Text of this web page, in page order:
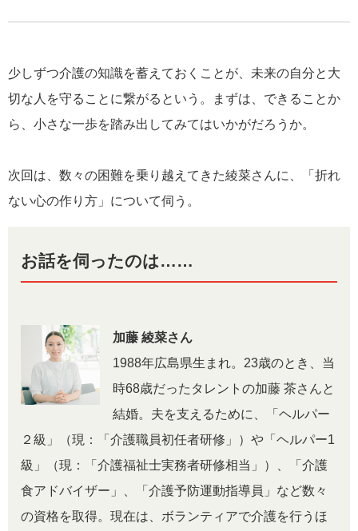
少しずつ介護の知識を蓄えておくことが、未来の自分と大
切な人を守ることに繋がるという。まずは、できることか
ら、小さな一歩を踏み出してみてはいかがだろうか。
次回は、数々の困難を乗り越えてきた綾菜さんに、「折れ
ない心の作り方」について伺う。
お話を伺ったのは……
加藤 綾菜さん
1988年広島県生まれ。23歳のとき、当
時68歳だったタレントの加藤 茶さんと
結婚。夫を支えるために、「ヘルパー
２級」（現：「介護職員初任者研修」）や「ヘルパー1
級」（現：「介護福祉士実務者研修相当」）、「介護
食アドバイザー」、「介護予防運動指導員」など数々
の資格を取得。現在は、ボランティアで介護を行うほ